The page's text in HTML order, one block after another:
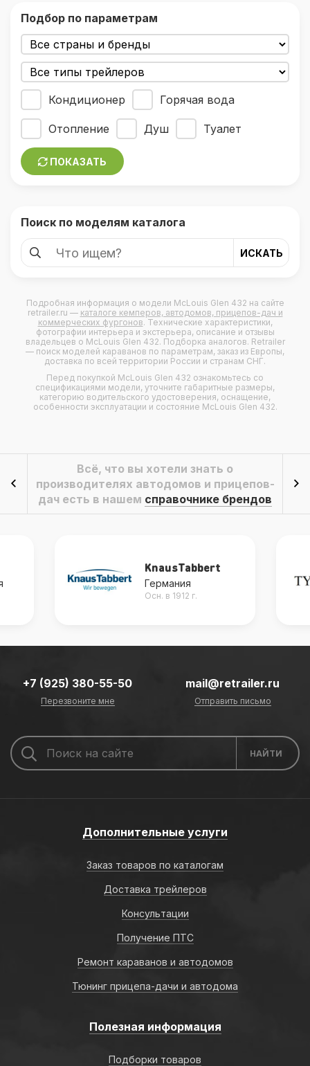
Подбор по параметрам
Кондиционер Горячая вода
Отопление Душ Туалет
ПОКАЗАТЬ
Поиск по моделям каталога
Подробная информация о модели McLouis Glen 432 на сайте
retrailer.ru — каталоге кемперов, автодомов, прицепов-дач и
коммерческих фургонов. Технические характеристики,
фотографии интерьера и экстерьера, описание и отзывы
владельцев о McLouis Glen 432. Подборка аналогов. Retrailer
— поиск моделей караванов по параметрам, заказ из Европы,
доставка по всей территории России и странам СНГ.
Перед покупкой McLouis Glen 432 ознакомьтесь со
спецификациями модели, уточните габаритные размеры,
категорию водительского удостоверения, оснащение,
особенности эксплуатации и состояние McLouis Glen 432.
Всё, что вы хотели знать о
производителях автодомов и прицепов-
дач есть в нашем справочнике брендов
KnausTabbert
Германия
Осн. в 1912 г.
+7 (925) 380-55-50
Перезвоните мне
mail@retrailer.ru
Отправить письмо
Дополнительные услуги
Заказ товаров по каталогам
Доставка трейлеров
Консультации
Получение ПТС
Ремонт караванов и автодомов
Тюнинг прицепа-дачи и автодома
Полезная информация
Подборки товаров